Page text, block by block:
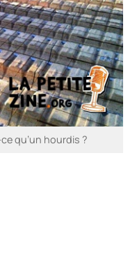
qu’un hourdis ?